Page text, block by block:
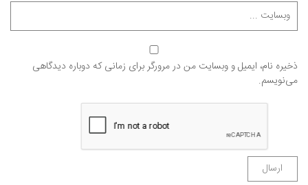
ذخیره نام، ایمیل و وبسایت من در مرورگر برای زمانی که دوباره دیدگاهی
می‌نویسم.